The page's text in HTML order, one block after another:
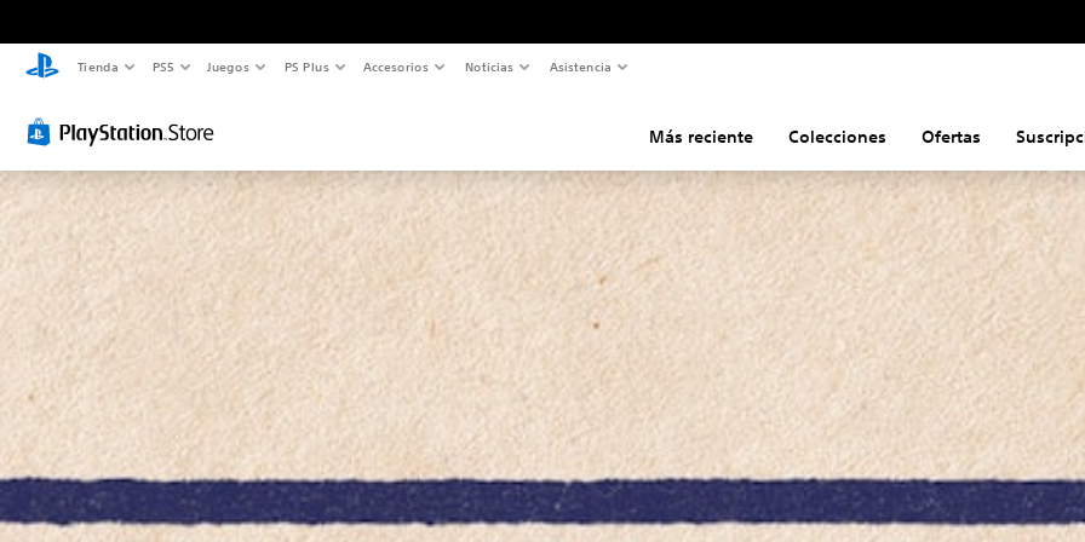
Tienda PS5 Juegos PS Plus Accesorios Noticias Asistencia
Más reciente Colecciones Ofertas